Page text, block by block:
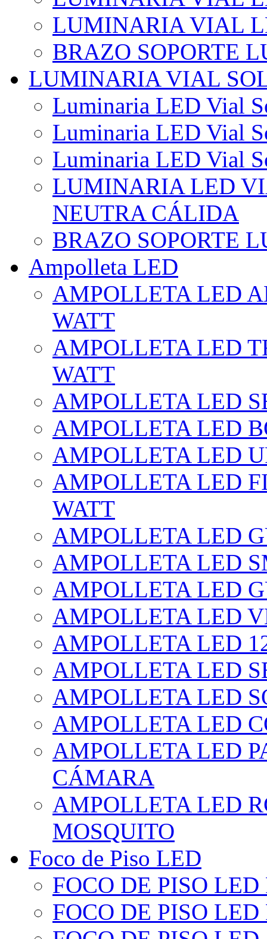
LUMINARIA VIAL
BRAZO SOPORTE
LUMINARIA VIAL
Luminaria LED Vial
Luminaria LED Vial
Luminaria LED Vial
LUMINARIA LED
NEUTRA CÁLIDA
BRAZO SOPORTE
Ampolleta LED
AMPOLLETA LED
WATT
AMPOLLETA LED
WATT
AMPOLLETA LED
AMPOLLETA LED
AMPOLLETA LED
AMPOLLETA LED
WATT
AMPOLLETA LED
AMPOLLETA LED
AMPOLLETA LED
AMPOLLETA LED
AMPOLLETA LED
AMPOLLETA LED
AMPOLLETA LED
AMPOLLETA LED
AMPOLLETA LED
CÁMARA
AMPOLLETA LED
MOSQUITO
Foco de Piso LED
FOCO DE PISO
FOCO DE PISO